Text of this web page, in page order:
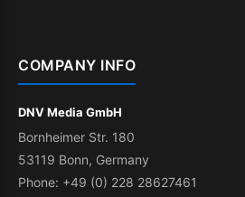
COMPANY INFO
DNV Media GmbH
Bornheimer Str. 180
53119 Bonn, Germany
Phone: +49 (0) 228 28627461